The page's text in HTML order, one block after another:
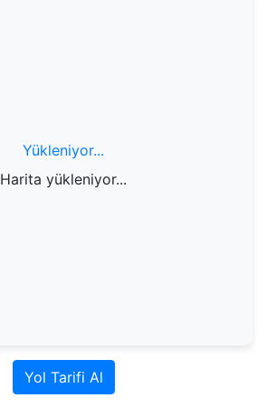
Yükleniyor...
Harita yükleniyor...
Yol Tarifi Al